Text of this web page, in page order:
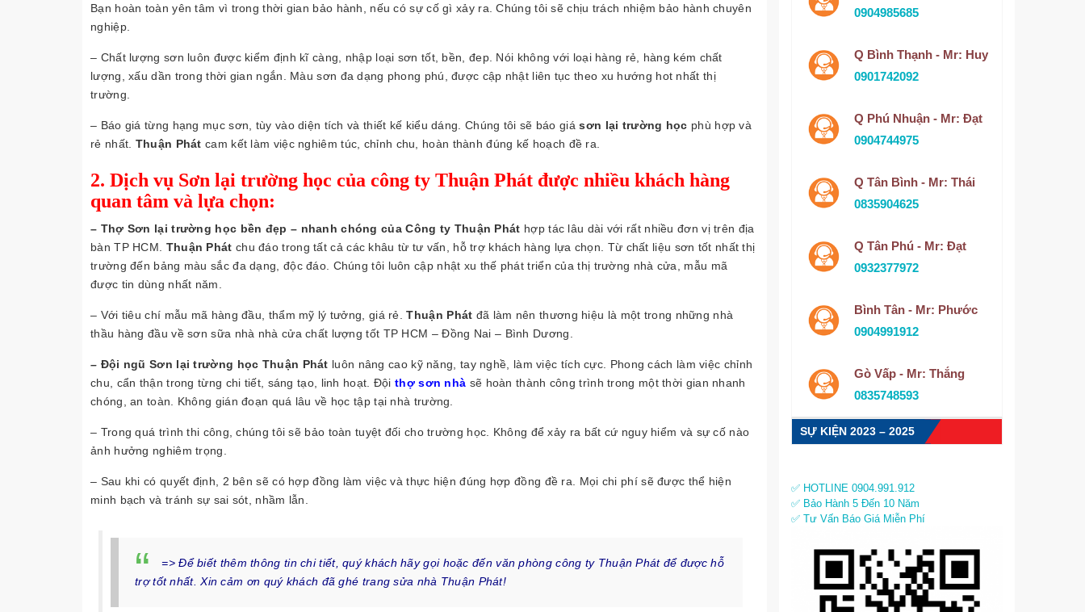
Bạn hoàn toàn yên tâm vì trong thời gian bảo hành, nếu có sự cố gì xảy ra. Chúng tôi sẽ chịu trách nhiệm bảo hành chuyên
nghiệp.
– Chất lượng sơn luôn được kiểm định kĩ càng, nhập loại sơn tốt, bền, đep. Nói không với loại hàng rẻ, hàng kém chất
lượng, xấu dần trong thời gian ngắn. Màu sơn đa dạng phong phú, được cập nhật liên tục theo xu hướng hot nhất thị
trường.
– Báo giá từng hạng mục sơn, tùy vào diện tích và thiết kế kiểu dáng. Chúng tôi sẽ báo giásơn lại trường học phù hợp và
rẻ nhất. Thuận Phát cam kết làm việc nghiêm túc, chỉnh chu, hoàn thành đúng kế hoạch đề ra.
2. Dịch vụ Sơn lại trường học của công ty Thuận Phát được nhiều khách hàng
quan tâm và lựa chọn:
– Thợ Sơn lại trường học bền đẹp – nhanh chóng của Công ty Thuận Phát hợp tác lâu dài với rất nhiều đơn vị trên địa
bàn TP HCM. Thuận Phát chu đáo trong tất cả các khâu từ tư vấn, hỗ trợ khách hàng lựa chọn. Từ chất liệu sơn tốt nhất thị
trường đến bảng màu sắc đa dạng, độc đáo. Chúng tôi luôn cập nhật xu thế phát triển của thị trường nhà cửa, mẫu mã
được tin dùng nhất năm.
– Với tiêu chí mẫu mã hàng đầu, thẩm mỹ lý tưởng, giá rẻ.Thuận Phát đã làm nên thương hiệu là một trong những nhà
thầu hàng đầu về sơn sữa nhà nhà cửa chất lượng tốt TP HCM – Đồng Nai – Bình Dương.
– Đội ngũ Sơn lại trường học Thuận Phát luôn nâng cao kỹ năng, tay nghề, làm việc tích cực. Phong cách làm việc chỉnh
chu, cẩn thận trong từng chi tiết, sáng tạo, linh hoạt. Đội thợ sơn nhà sẽ hoàn thành công trình trong một thời gian nhanh
chóng, an toàn. Không gián đoạn quá lâu về học tập tại nhà trường.
– Trong quá trình thi công, chúng tôi sẽ bảo toàn tuyệt đối cho trường học. Không để xảy ra bất cứ nguy hiểm và sự cố nào
ảnh hưởng nghiêm trọng.
– Sau khi có quyết định, 2 bên sẽ có hợp đồng làm việc và thực hiện đúng hợp đồng đề ra. Mọi chi phí sẽ được thể hiện
minh bạch và tránh sự sai sót, nhầm lẫn.
=> Để biết thêm thông tin chi tiết, quý khách hãy gọi hoặc đến văn phòng công ty Thuận Phát để được hỗ
trợ tốt nhất. Xin cảm ơn quý khách đã ghé trang sửa nhà Thuận Phát!
0904985685
Q Bình Thạnh - Mr: Huy
0901742092
Q Phú Nhuận - Mr: Đạt
0904744975
Q Tân Bình - Mr: Thái
0835904625
Q Tân Phú - Mr: Đạt
0932377972
Bình Tân - Mr: Phước
0904991912
Gò Vấp - Mr: Thắng
0835748593
SỰ KIỆN 2023 – 2025
✅ HOTLINE 0904.991.912
✅ Bảo Hành 5 Đến 10 Năm
✅ Tư Vấn Báo Giá Miễn Phí